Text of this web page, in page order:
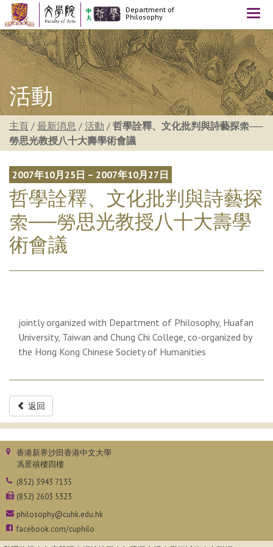
Department of
Philosophy
活動
主頁 / 最新消息 / 活動 / 哲學詮釋、文化批判與詩藝探索──
勞思光教授八十大壽學術會議
2007年10月25日 – 2007年10月27日
哲學詮釋、文化批判與詩藝探
索──勞思光教授八十大壽學
術會議
jointly organized with Department of Philosophy, Huafan
University, Taiwan and Chung Chi College, co-organized by
the Hong Kong Chinese Society of Humanities
返回
香港新界沙田香港中文大學
馮景禧樓四樓
(852) 3943 7135
(852) 2603 5323
philosophy@cuhk.edu.hk
facebook.com/cuphilo